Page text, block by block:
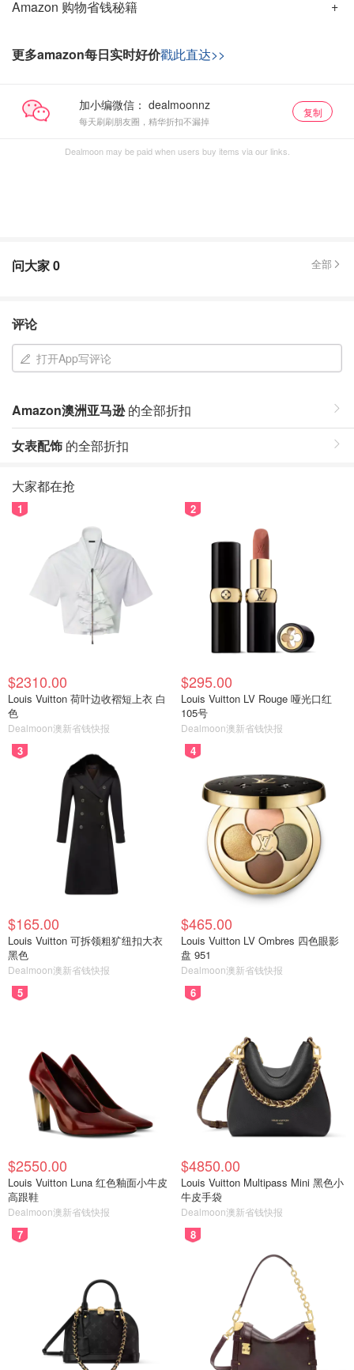
Amazon 购物省钱秘籍
更多amazon每日实时好价戳此直达>>
加小编微信：
每天刷刷朋友圈，精华折扣不漏掉
复制
Dealmoon may be paid when users buy items via our links.
问大家0 全部
评论
打开App写评论
Amazon澳洲亚马逊的全部折扣
女表配饰 的全部折扣
大家都在抢
1
$2310.00
Louis Vuitton 荷叶边收褶短上衣 白
色
Dealmoon澳新省钱快报
2
$295.00
Louis Vuitton LV Rouge 哑光口红
105号
Dealmoon澳新省钱快报
3
$165.00
Louis Vuitton 可拆领粗犷纽扣大衣
黑色
Dealmoon澳新省钱快报
4
$465.00
Louis Vuitton LV Ombres 四色眼影
盘 951
Dealmoon澳新省钱快报
5
$2550.00
Louis Vuitton Luna 红色釉面小牛皮
高跟鞋
Dealmoon澳新省钱快报
6
$4850.00
Louis Vuitton Multipass Mini 黑色小
牛皮手袋
Dealmoon澳新省钱快报
7 8